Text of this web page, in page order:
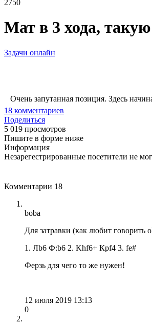
2750
Мат в 3 хода,
Задачи онлайн
Очень запутанная позиция. Здесь
18 комментариев
Поделиться
5 019 просмотров
Пишите в форме ниже
Информация
Незарегестрированные посетители не
Комментарии 18
boba
Для затравки (как любит говорить
1. Лb6 Ф:b6 2. Khf6+ Крf4 3. fe#
Ферзь для чего то же нужен!
12 июля 2019 13:13
0